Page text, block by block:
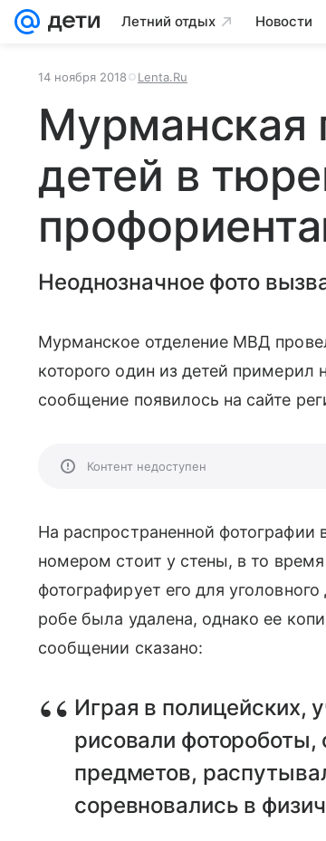
Летний отдых Новости
14 ноября 2018 Lenta.Ru
Мурманская
детей в
Неоднозначное фото
Мурманское отделение МВД
которого один из детей примерил
сообщение появилось на сайте
Контент недоступен
На распространенной
номером стоит у стены, в то
фотографирует его для
робе была удалена, однако ее
сообщении сказано:
Играя в полицейских,
рисовали фотороботы,
предметов,
соревновались в